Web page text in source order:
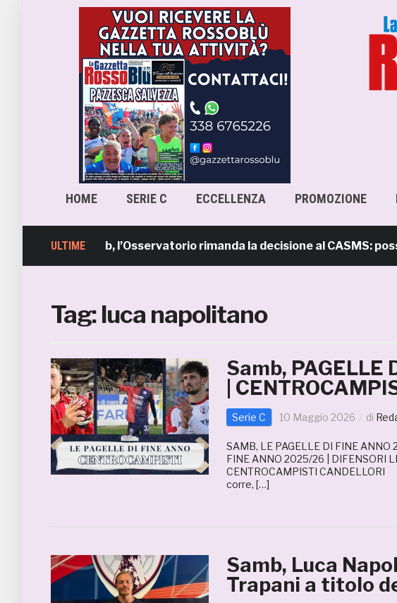
HOME SERIE C ECCELLENZA PROMOZIONE
ULTIME
Pescara-Samb, l’Osservatorio rimanda la decisione al CASMS:
Tag:luca napolitano
Samb, PAGELLE
|
Serie C 10 Maggio 2026 di
SAMB, LE PAGELLE DI FINE ANNO
FINE ANNO 2025/26 | DIFENSORI
CENTROCAMPISTI CANDELLORI
corre, […]
Samb, Luca
Trapani a titolo